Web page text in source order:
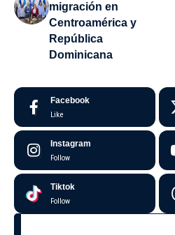
migración en
Centroamérica y
República
Dominicana
Facebook
Like
Instagram
Follow
Tiktok
Follow